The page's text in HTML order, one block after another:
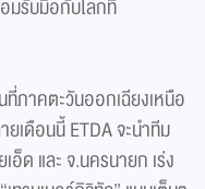
มรับมือกับโลกที่
ที่ภาคตะวันออกเฉียงเหนือ
ยเดือนนี้ ETDA จะนำทีม
ด และ จ.นครนายก เร่ง